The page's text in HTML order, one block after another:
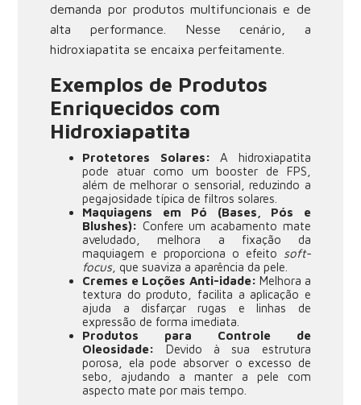
demanda por produtos multifuncionais e de
alta performance. Nesse cenário, a
hidroxiapatita se encaixa perfeitamente.
Exemplos de Produtos
Enriquecidos com
Hidroxiapatita
Protetores Solares: A hidroxiapatita
pode atuar como um booster de FPS,
além de melhorar o sensorial, reduzindo a
pegajosidade típica de filtros solares.
Maquiagens em Pó (Bases, Pós e
Blushes): Confere um acabamento mate
aveludado, melhora a fixação da
maquiagem e proporciona o efeito soft-
focus, que suaviza a aparência da pele.
Cremes e Loções Anti-idade: Melhora a
textura do produto, facilita a aplicação e
ajuda a disfarçar rugas e linhas de
expressão de forma imediata.
Produtos para Controle de
Oleosidade: Devido à sua estrutura
porosa, ela pode absorver o excesso de
sebo, ajudando a manter a pele com
aspecto mate por mais tempo.